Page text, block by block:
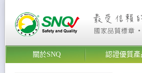
關於SNQ 認證優質產